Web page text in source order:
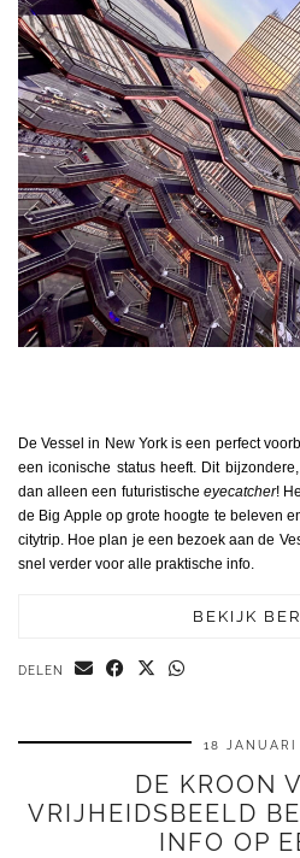
De Vessel in New York is een perfect
een iconische status heeft. Dit
dan alleen een futuristische eyecatcher!
de Big Apple op grote hoogte te beleven
citytrip. Hoe plan je een bezoek aan de
snel verder voor alle praktische info.
BEKIJK
DELEN
18 JANUARI
DE KROON
VRIJHEIDSBEELD
INFO OP